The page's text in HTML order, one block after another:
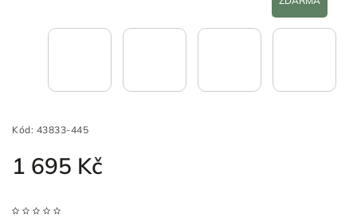
Kód: 43833-445
1 695 Kč